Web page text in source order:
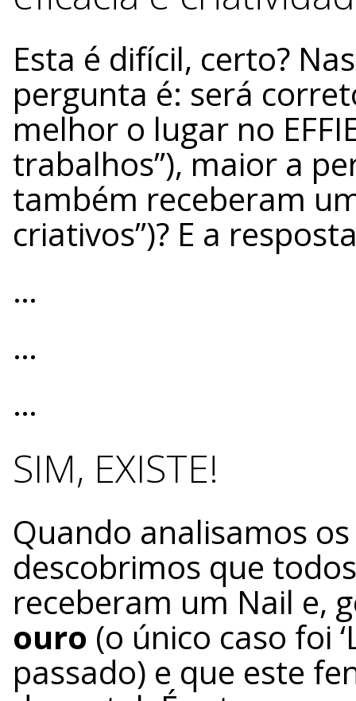
Esta é difícil, certo?
pergunta é: será
melhor o lugar no
trabalhos”), maior a
também receberam
criativos”)? E a
…
…
…
SIM, EXISTE!
Quando analisamos os
descobrimos que
receberam um Nail e,
ouro (o único caso foi
passado) e que este